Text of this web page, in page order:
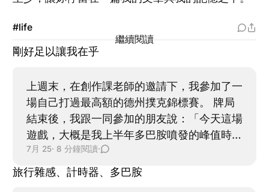
#life
繼續閱讀
剛好足以讓我在乎
上週末，在創作課老師的邀請下，我參加了一
場自己打過最高額的德州撲克錦標賽。 牌局
結束後，我跟一同參加的朋友說：「今天這場
遊戲，大概是我上半年多巴胺噴發的峰值時
刻。」 在這之前，我對德州撲克最深的印
象，大概只有《皇家夜總會》和《終點戰》裡
7月 25· 8 分鐘閱讀·
旅行雜感、計時器、多巴胺